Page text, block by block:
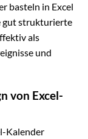
basteln in Excel
gut strukturierte
als
und
von Excel-
Kalender